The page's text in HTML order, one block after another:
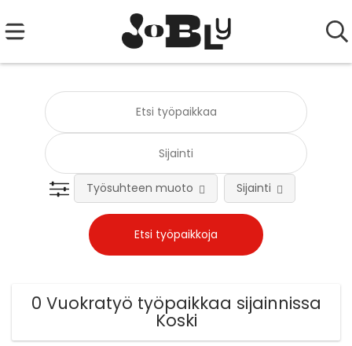
Työsuhteen muoto Sijainti
0 Vuokratyö työpaikkaa sijainnissa
Koski